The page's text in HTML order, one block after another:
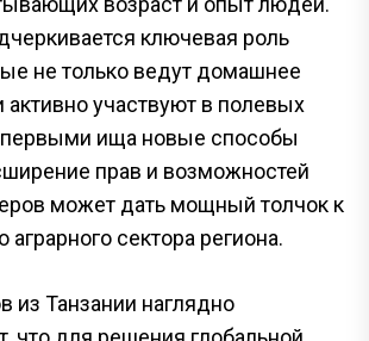
ключевая роль
не только ведут домашнее
активно участвуют в полевых
первыми ища новые способы
прав и возможностей
может дать мощный толчок к
аграрного сектора региона.
из Танзании наглядно